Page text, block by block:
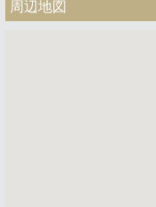
周辺地図